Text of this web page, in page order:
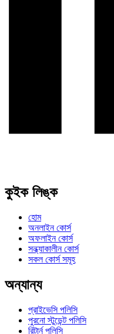
কুইক লিঙ্ক
হোম
অনলাইন কোর্স
অফলাইন কোর্স
সন্ধ্যাকালীন কোর্স
সকল কোর্স সমূহ
অন্যান্য
প্রাইভেসি পলিসি
পুরনো স্টুডেন্ট পলিসি
রিটার্ন পলিসি